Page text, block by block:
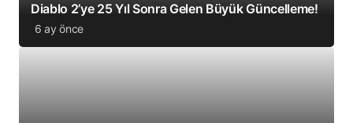
Diablo 2’ye 25 Yıl Sonra Gelen Büyük Güncelleme!
6 ay önce